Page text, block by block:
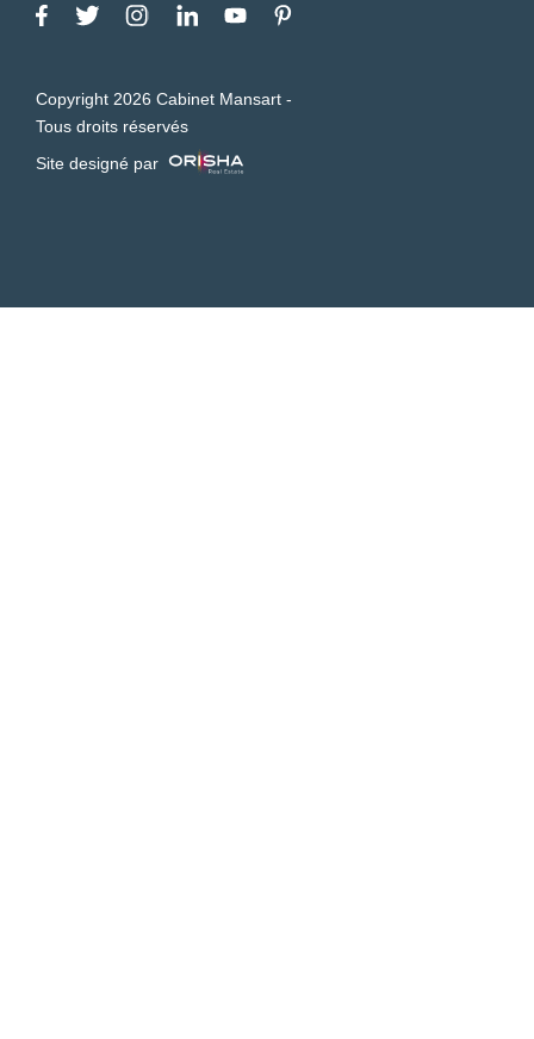
Copyright 2026 Cabinet Mansart -
Tous droits réservés
Site designé par